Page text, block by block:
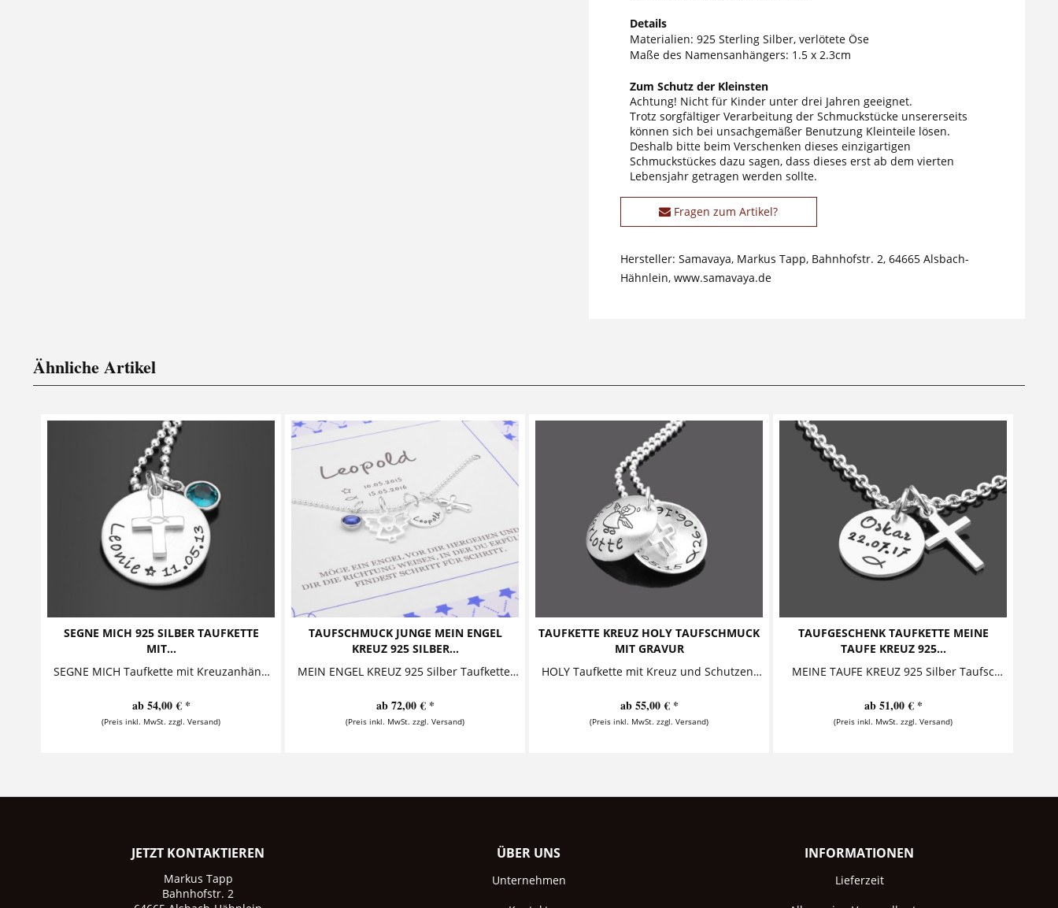
Details
Materialien: 925 Sterling Silber, verlötete Öse
Maße des Namensanhängers: 1.5 x 2.3cm
Zum Schutz der Kleinsten
Achtung! Nicht für Kinder unter drei Jahren geeignet.
Trotz sorgfältiger Verarbeitung der Schmuckstücke unsererseits
können sich bei unsachgemäßer Benutzung Kleinteile lösen.
Deshalb bitte beim Verschenken dieses einzigartigen
Schmuckstückes dazu sagen, dass dieses erst ab dem vierten
Lebensjahr getragen werden sollte.
Fragen zum Artikel?
Hersteller: Samavaya, Markus Tapp, Bahnhofstr. 2, 64665 Alsbach-
Hähnlein, www.samavaya.de
Ähnliche Artikel
SEGNE MICH 925 SILBER TAUFKETTE
MIT...
SEGNE MICH Taufkette mit Kreuzanhänger 925 Silber Taufkette, bestehend aus einem Button - bestempelt mit einem Namen und einem Datum - einem...
ab 54,00 € *
(Preis inkl. MwSt. zzgl. Versand)
TAUFSCHMUCK JUNGE MEIN ENGEL
KREUZ 925 SILBER...
MEIN ENGEL KREUZ 925 Silber Taufkette in Geschenkbox Taufkette bestehend aus einem süßen kleinen Engel, einem Namensanhänger, einem Kreuz und...
ab 72,00 € *
(Preis inkl. MwSt. zzgl. Versand)
TAUFKETTE KREUZ HOLY TAUFSCHMUCK
MIT GRAVUR
HOLY Taufkette mit Kreuz und Schutzengel Diese bezaubernde Taufkette mit Namen besteht aus einem personalisierten Anhänger, in dessen Inneren...
ab 55,00 € *
(Preis inkl. MwSt. zzgl. Versand)
TAUFGESCHENK TAUFKETTE MEINE
TAUFE KREUZ 925...
MEINE TAUFE KREUZ 925 Silber Taufschmuck Diese zauberhafte Taufkette aus 925 Sterling Silber besteht aus einem personalisierten Silberanhänger, der zusammen mit einem Kreuz an einer...
ab 51,00 € *
(Preis inkl. MwSt. zzgl. Versand)
JETZT KONTAKTIEREN
Markus Tapp
Bahnhofstr. 2
ÜBER UNS
Unternehmen
INFORMATIONEN
Lieferzeit